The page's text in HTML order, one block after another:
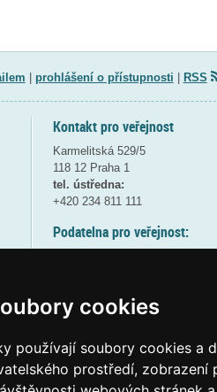
cookies
používají soubory cookies a
prostředí, zobrazení
prohlášení o přístupnosti RSS
Kontakt pro veřejnost
Karmelitská 529/5
118 12 Praha 1
tel. ústředna:
+420 234 811 111
Podatelna pro veřejnost:
(více informací
Elektronická podatelna: